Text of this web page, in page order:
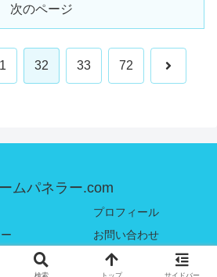
次のページ
32 33 72 次
ムパネラー.com
プロフィール
お問い合わせ
リームパネラー.com.
検索 トップ サイドバー